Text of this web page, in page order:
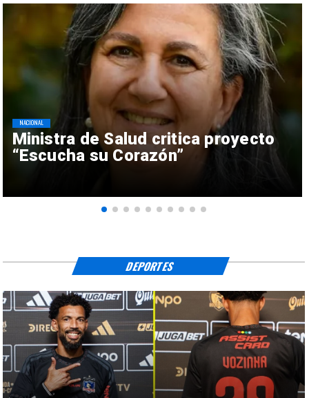
Ministra de Salud critica proyecto
“Escucha su Corazón”
NACIONAL
DEPORTES